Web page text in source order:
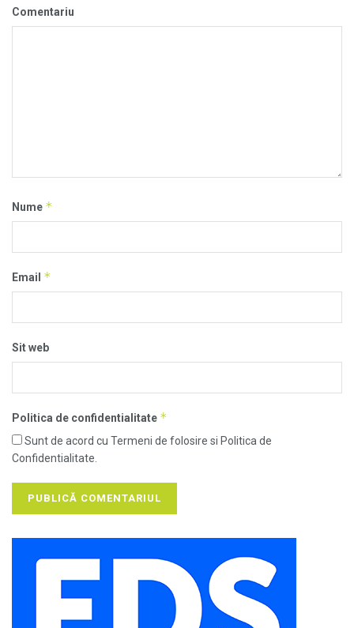
Comentariu
Nume *
Email *
Sit web
Politica de confidentialitate *
Sunt de acord cu Termeni de folosire si Politica de
Confidentialitate.